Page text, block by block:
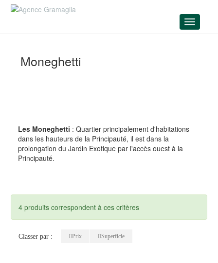
Menu
Moneghetti
Les Moneghetti : Quartier principalement d'habitations
dans les hauteurs de la Principauté, il est dans la
prolongation du Jardin Exotique par l'accès ouest à la
Principauté.
4 produits correspondent à ces critères
Classer par : Prix Superficie